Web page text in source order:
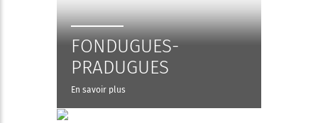
FONDUGUES-
PRADUGUES
En savoir plus